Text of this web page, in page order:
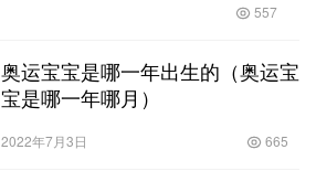
557
奥运宝宝是哪一年出生的（奥运宝
宝是哪一年哪月）
2022年7月3日 665